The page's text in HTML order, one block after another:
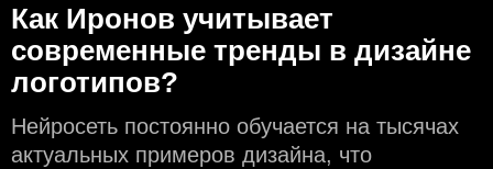
Как Иронов учитывает
современные тренды в дизайне
логотипов?
Нейросеть постоянно обучается на тысячах
актуальных примеров дизайна, что